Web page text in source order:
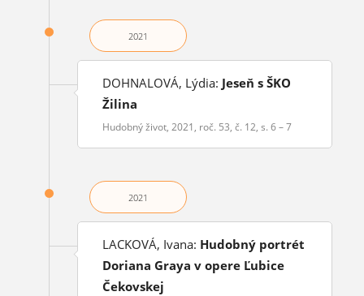
2021
DOHNALOVÁ, Lýdia: Jeseň s ŠKO
Žilina
Hudobný život, 2021, roč. 53, č. 12, s. 6 – 7
2021
LACKOVÁ, Ivana: Hudobný portrét
Doriana Graya v opere Ľubice
Čekovskej